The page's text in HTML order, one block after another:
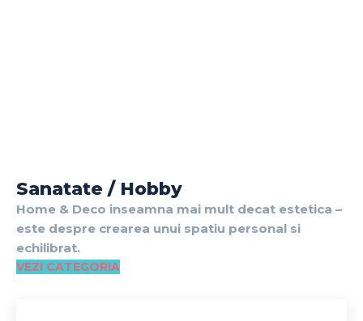
Sanatate / Hobby
Home & Deco inseamna mai mult decat estetica –
este despre crearea unui spatiu personal si
echilibrat.
VEZI CATEGORIA